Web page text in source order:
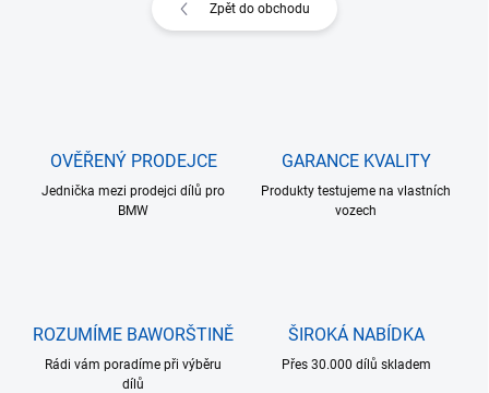
Zpět do obchodu
OVĚŘENÝ PRODEJCE
Jednička mezi prodejci dílů pro
BMW
GARANCE KVALITY
Produkty testujeme na vlastních
vozech
ROZUMÍME BAWORŠTINĚ
Rádi vám poradíme při výběru
dílů
ŠIROKÁ NABÍDKA
Přes 30.000 dílů skladem